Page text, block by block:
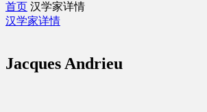
首页 汉学家详情
汉学家详情
Jacques Andrieu